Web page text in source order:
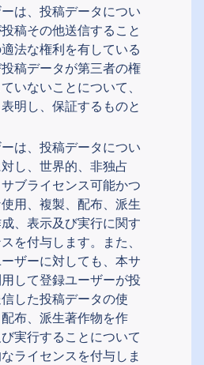
は、投稿データについ
稿その他送信すること
法な権利を有している
稿データが第三者の権
いないことについて、
明し、保証するものと
は、投稿データについ
し、世界的、非独占
ブライセンス可能かつ
用、複製、配布、派生
、表示及び実行に関す
を付与します。また、
ザーに対しても、本サ
して登録ユーザーが投
した投稿データの使
布、派生著作物を作
実行することについて
ライセンスを付与しま